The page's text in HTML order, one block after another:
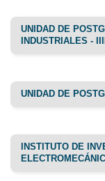
UNIDAD DE
INDUSTRIALES -
UNIDAD DE
INSTITUTO DE